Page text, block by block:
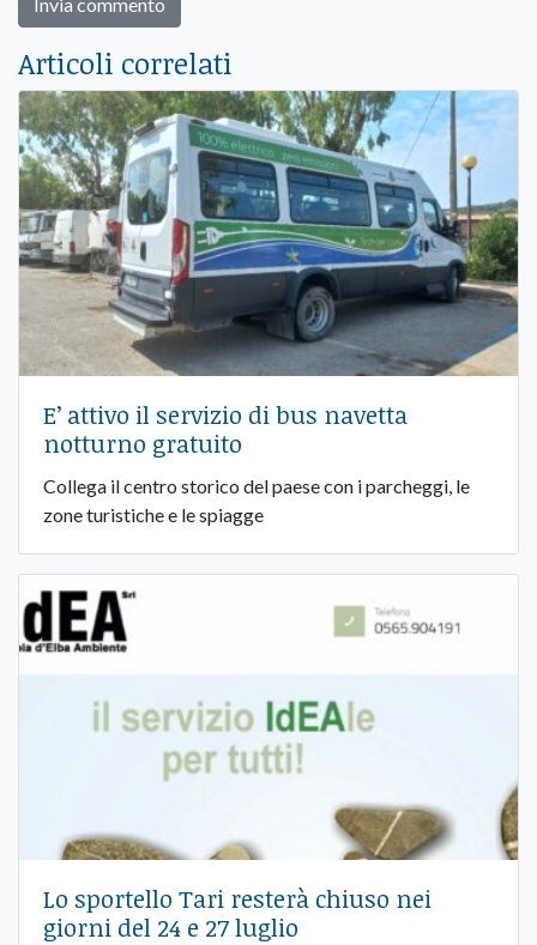
Articoli correlati
E’ attivo il servizio di bus navetta
notturno gratuito
Collega il centro storico del paese con i parcheggi, le
zone turistiche e le spiagge
Lo sportello Tari resterà chiuso nei
giorni del 24 e 27 luglio